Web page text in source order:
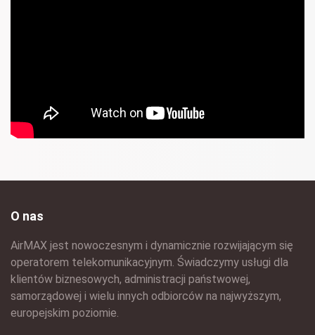
O nas
AirMAX jest nowoczesnym i dynamicznie rozwijającym się
operatorem telekomunikacyjnym. Świadczymy usługi dla
klientów biznesowych, administracji państwowej,
samorządowej i wielu innych odbiorców na najwyższym,
europejskim poziomie.